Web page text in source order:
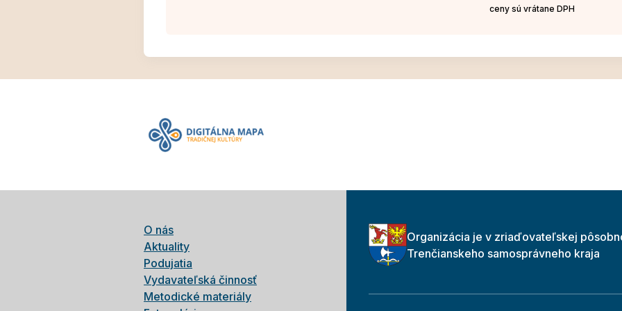
ceny sú vrátane DPH
O nás
Aktuality
Podujatia
Vydavateľská činnosť
Metodické materiály
Organizácia je v zriaďovateľskej
Trenčianskeho samosprávneho kraja